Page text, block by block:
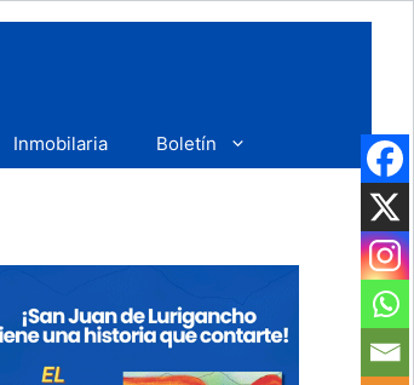
Inmobilaria Boletín